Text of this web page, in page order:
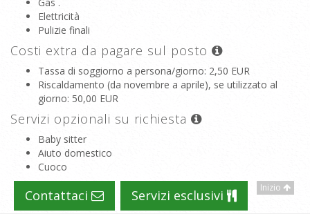
Elettricità
Pulizie finali
Costi extra da pagare sul posto
Tassa di soggiorno a persona/giorno: 2,50 EUR
Riscaldamento (da novembre a aprile), se utilizzato al
giorno: 50,00 EUR
Servizi opzionali su richiesta
Baby sitter
Aiuto domestico
Cuoco
Inizio
Contattaci Servizi esclusivi